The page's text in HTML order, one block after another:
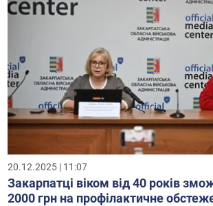
20.12.2025 | 11:07
Закарпатці віком від 40 років
2000 грн на профілактичне